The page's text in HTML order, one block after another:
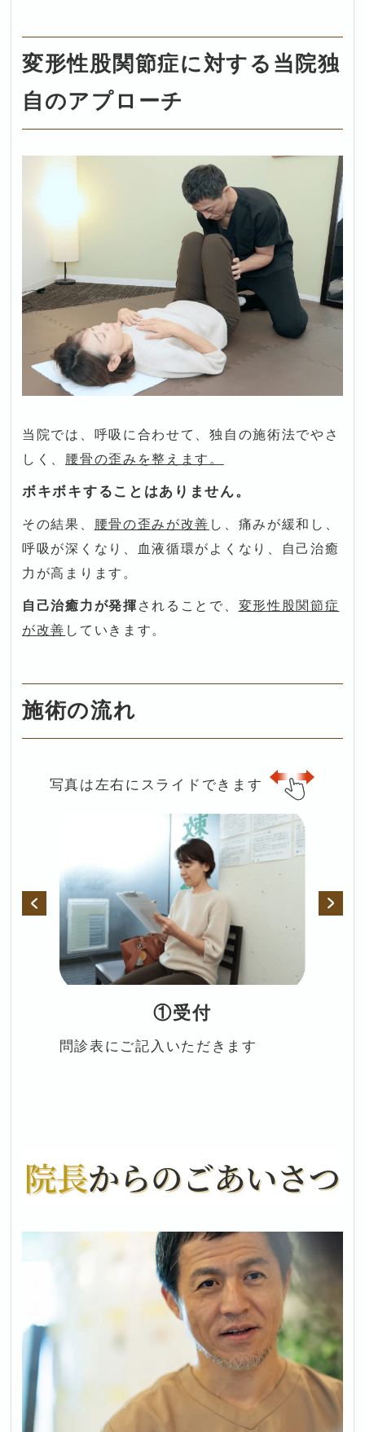
変形性股関節症に対する当院独
自のアプローチ
当院では、呼吸に合わせて、独自の施術法でやさ
しく、 腰骨の歪みを整えます。
ボキボキすることはありません。
その結果、 腰骨の歪みが改善 し、痛みが緩和し、
呼吸が深くなり、血液循環がよくなり、自己治癒
力が高まります。
自己治癒力が発揮 されることで、 変形性股関節症
が改善 していきます。
施術の流れ
写真は左右にスライドできます
①受付
問診表にご記入いただきます